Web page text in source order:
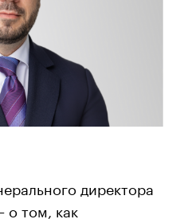
директора
о том, как